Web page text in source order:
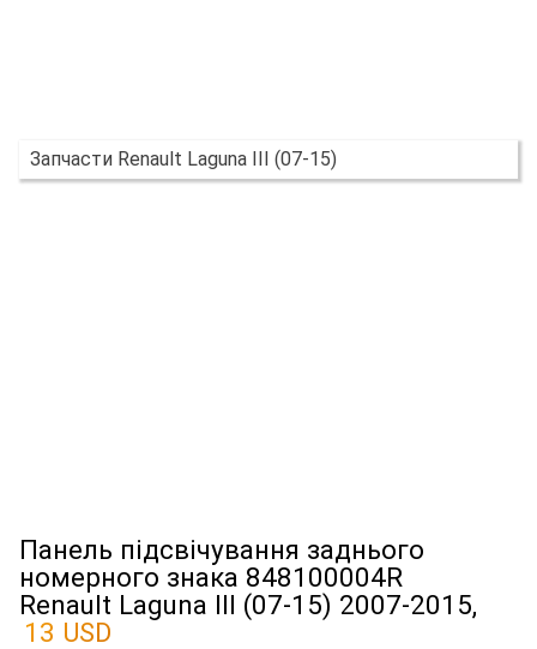
Запчасти Renault Laguna III (07-15)
Панель підсвічування заднього
номерного знака 848100004R
Renault Laguna III (07-15) 2007-2015,
13 USD